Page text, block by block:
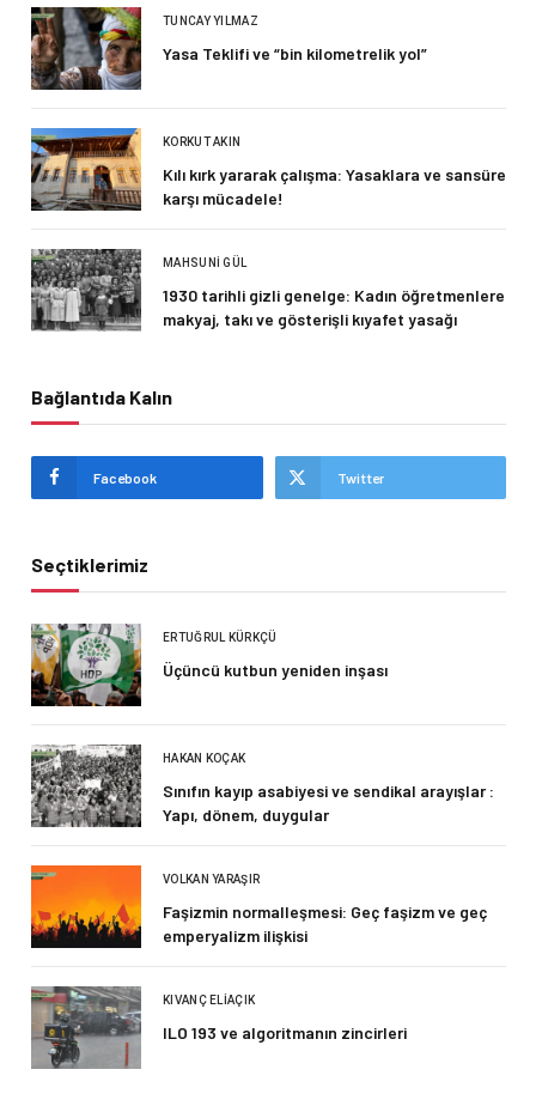
TUNCAY YILMAZ
Yasa Teklifi ve “bin kilometrelik yol”
KORKUT AKIN
Kılı kırk yararak çalışma: Yasaklara ve sansüre
karşı mücadele!
MAHSUNI GÜL
1930 tarihli gizli genelge: Kadın öğretmenlere
makyaj, takı ve gösterişli kıyafet yasağı
Bağlantıda Kalın
Facebook Twitter
Seçtiklerimiz
ERTUĞRUL KÜRKÇÜ
Üçüncü kutbun yeniden inşası
HAKAN KOÇAK
Sınıfın kayıp asabiyesi ve sendikal arayışlar :
Yapı, dönem, duygular
VOLKAN YARAŞIR
Faşizmin normalleşmesi: Geç faşizm ve geç
emperyalizm ilişkisi
KIVANÇ ELIAÇIK
ILO 193 ve algoritmanın zincirleri